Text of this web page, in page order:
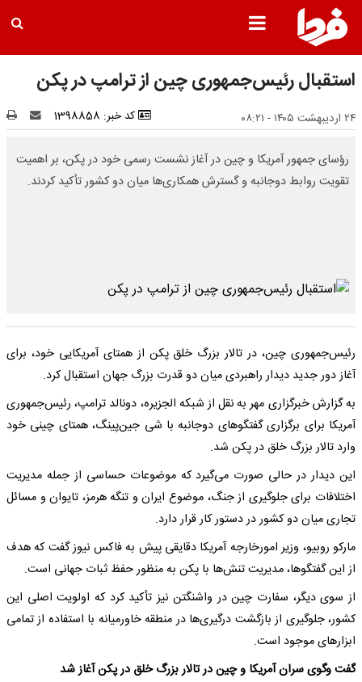
استقبال رئیس‌جمهوری چین از ترامپ در پکن
۲۴ اردیبهشت ۱۴۰۵ - ۰۸:۲۱ کد خبر: 1398858
رؤسای جمهور آمریکا و چین در آغاز نشست رسمی خود در پکن، بر اهمیت
تقویت روابط دوجانبه و گسترش همکاری‌ها میان دو کشور تأکید کردند.
رئیس‌جمهوری چین، در تالار بزرگ خلق پکن از همتای آمریکایی خود، برای
آغاز دور جدید دیدار راهبردی میان دو قدرت بزرگ جهان استقبال کرد.
به گزارش خبرگزاری مهر به نقل از شبکه الجزیره، دونالد ترامپ، رئیس‌جمهوری
آمریکا برای برگزاری گفتگوهای دوجانبه با شی جین‌پینگ، همتای چینی خود
وارد تالار بزرگ خلق در پکن شد.
این دیدار در حالی صورت می‌گیرد که موضوعات حساسی از جمله مدیریت
اختلافات برای جلوگیری از جنگ، موضوع ایران و تنگه هرمز، تایوان و مسائل
تجاری میان دو کشور در دستور کار قرار دارد.
مارکو روبیو، وزیر امورخارجه آمریکا دقایقی پیش به فاکس نیوز گفت که هدف
از این گفتگوها، مدیریت تنش‌ها با پکن به منظور حفظ ثبات جهانی است.
از سوی دیگر، سفارت چین در واشنگتن نیز تأکید کرد که اولویت اصلی این
کشور، جلوگیری از بازگشت درگیری‌ها در منطقه خاورمیانه با استفاده از تمامی
ابزارهای موجود است.
گفت وگوی سران آمریکا و چین در تالار بزرگ خلق در پکن آغاز شد